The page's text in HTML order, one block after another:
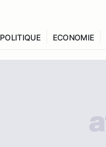
POLITIQUE ECONOMIE